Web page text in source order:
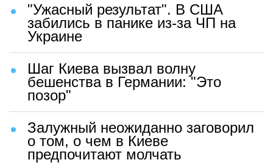
"Ужасный результат". В США
забились в панике из-за ЧП на
Украине
Шаг Киева вызвал волну
бешенства в Германии: "Это
позор"
Залужный неожиданно заговорил
о том, о чем в Киеве
предпочитают молчать